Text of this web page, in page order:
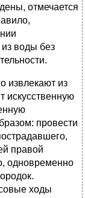
отмечается
воды без
извлекают из
искусственную
провести
правой
одновременно
ходы